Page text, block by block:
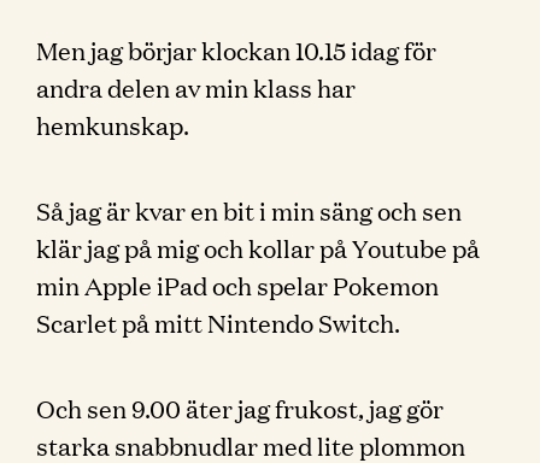
Men jag börjar klockan 10.15 idag för
andra delen av min klass har
hemkunskap.
Så jag är kvar en bit i min säng och sen
klär jag på mig och kollar på Youtube på
min Apple iPad och spelar Pokemon
Scarlet på mitt Nintendo Switch.
Och sen 9.00 äter jag frukost, jag gör
starka snabbnudlar med lite plommon